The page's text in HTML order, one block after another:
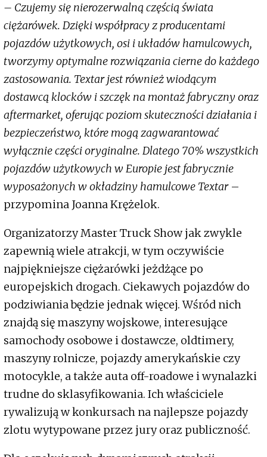
– Czujemy się nierozerwalną częścią świata
ciężarówek. Dzięki współpracy z producentami
pojazdów użytkowych, osi i układów hamulcowych,
tworzymy optymalne rozwiązania cierne do każdego
zastosowania. Textar jest również wiodącym
dostawcą klocków i szczęk na montaż fabryczny oraz
aftermarket, oferując poziom skuteczności działania i
bezpieczeństwo, które mogą zagwarantować
wyłącznie części oryginalne. Dlatego 70% wszystkich
pojazdów użytkowych w Europie jest fabrycznie
wyposażonych w okładziny hamulcowe Textar –
przypomina Joanna Krężelok.
Organizatorzy Master Truck Show jak zwykle
zapewnią wiele atrakcji, w tym oczywiście
najpiękniejsze ciężarówki jeżdżące po
europejskich drogach. Ciekawych pojazdów do
podziwiania będzie jednak więcej. Wśród nich
znajdą się maszyny wojskowe, interesujące
samochody osobowe i dostawcze, oldtimery,
maszyny rolnicze, pojazdy amerykańskie czy
motocykle, a także auta off-roadowe i wynalazki
trudne do sklasyfikowania. Ich właściciele
rywalizują w konkursach na najlepsze pojazdy
zlotu wytypowane przez jury oraz publiczność.